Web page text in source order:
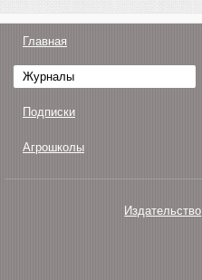
Главная
Журналы
Подписки
Агрошколы
Издательство